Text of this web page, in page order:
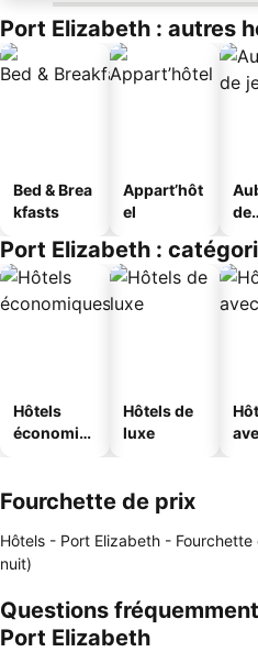
Port Elizabeth : autres
Bed & Brea
kfasts
Appart’hôt
el
de
Port Elizabeth :
Hôtels
économiq
Hôtels de
luxe
Fourchette de prix
Hôtels - Port Elizabeth - Fourchette
nuit)
Questions
Port Elizabeth